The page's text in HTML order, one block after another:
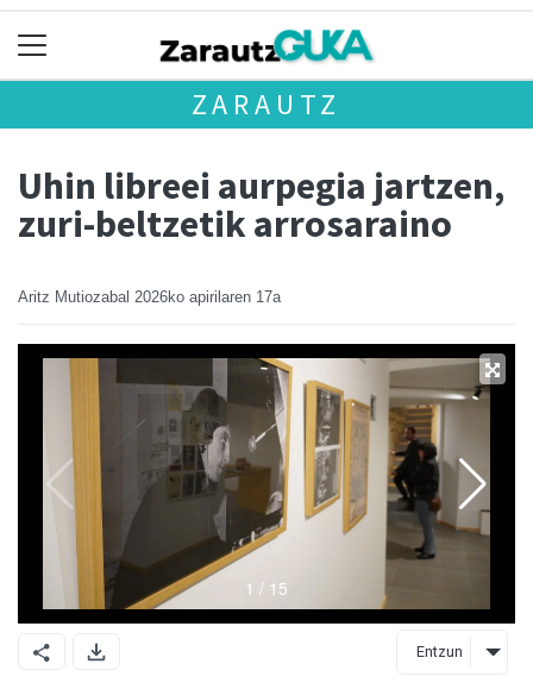
ZARAUTZ
Uhin libreei aurpegia jartzen,
zuri-beltzetik arrosaraino
Aritz Mutiozabal 2026ko apirilaren 17a
Entzun